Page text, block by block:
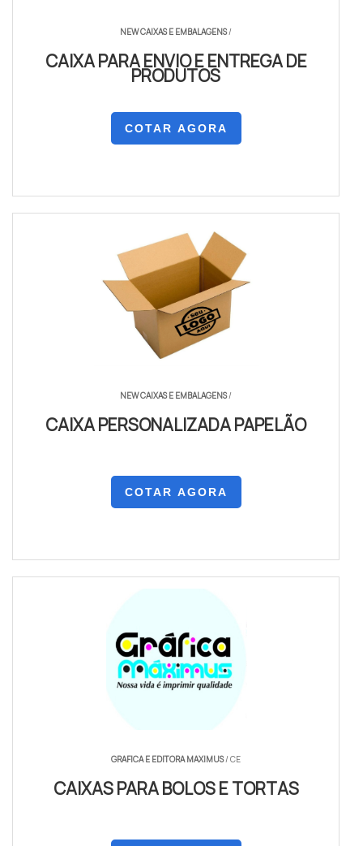
NEW CAIXAS E EMBALAGENS/
CAIXA PARA ENVIO E ENTREGA DE
PRODUTOS
COTAR AGORA
NEW CAIXAS E EMBALAGENS/
CAIXA PERSONALIZADA PAPELÃO
COTAR AGORA
GRAFICA E EDITORA MAXIMUS/ CE
CAIXAS PARA BOLOS E TORTAS